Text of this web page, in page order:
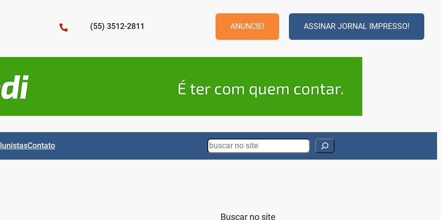
(55) 3512-2811 ANUNCIE! ASSINAR JORNAL IMPRESSO!
Contato Search
Buscar no site